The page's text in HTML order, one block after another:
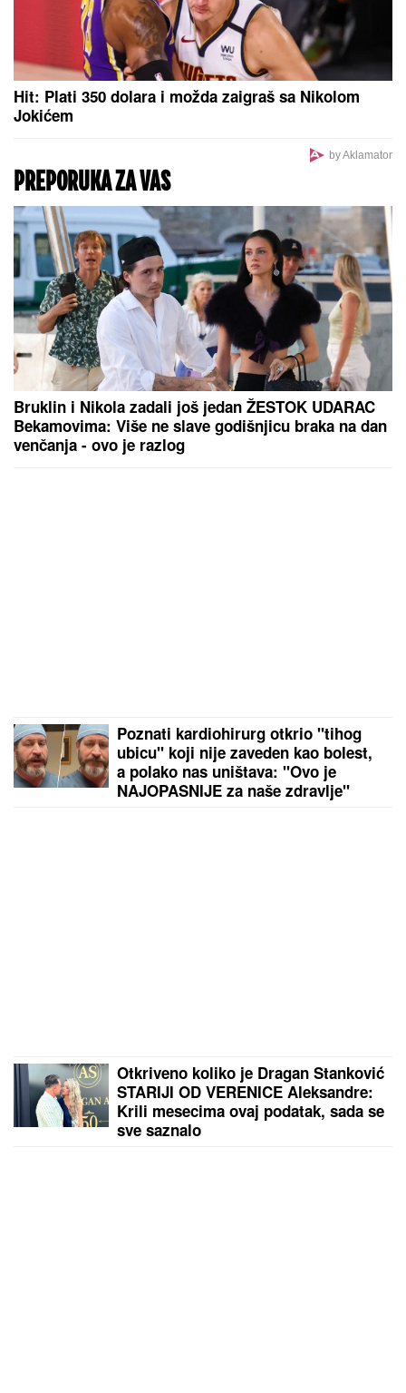
Hit: Plati 350 dolara i možda zaigraš sa Nikolom
Jokićem
by Aklamator
PREPORUKA ZA VAS
Bruklin i Nikola zadali još jedan ŽESTOK UDARAC
Bekamovima: Više ne slave godišnjicu braka na dan
venčanja - ovo je razlog
Poznati kardiohirurg otkrio "tihog
ubicu" koji nije zaveden kao bolest,
a polako nas uništava: "Ovo je
NAJOPASNIJE za naše zdravlje"
Otkriveno koliko je Dragan Stanković
STARIJI OD VERENICE Aleksandre:
Krili mesecima ovaj podatak, sada se
sve saznalo